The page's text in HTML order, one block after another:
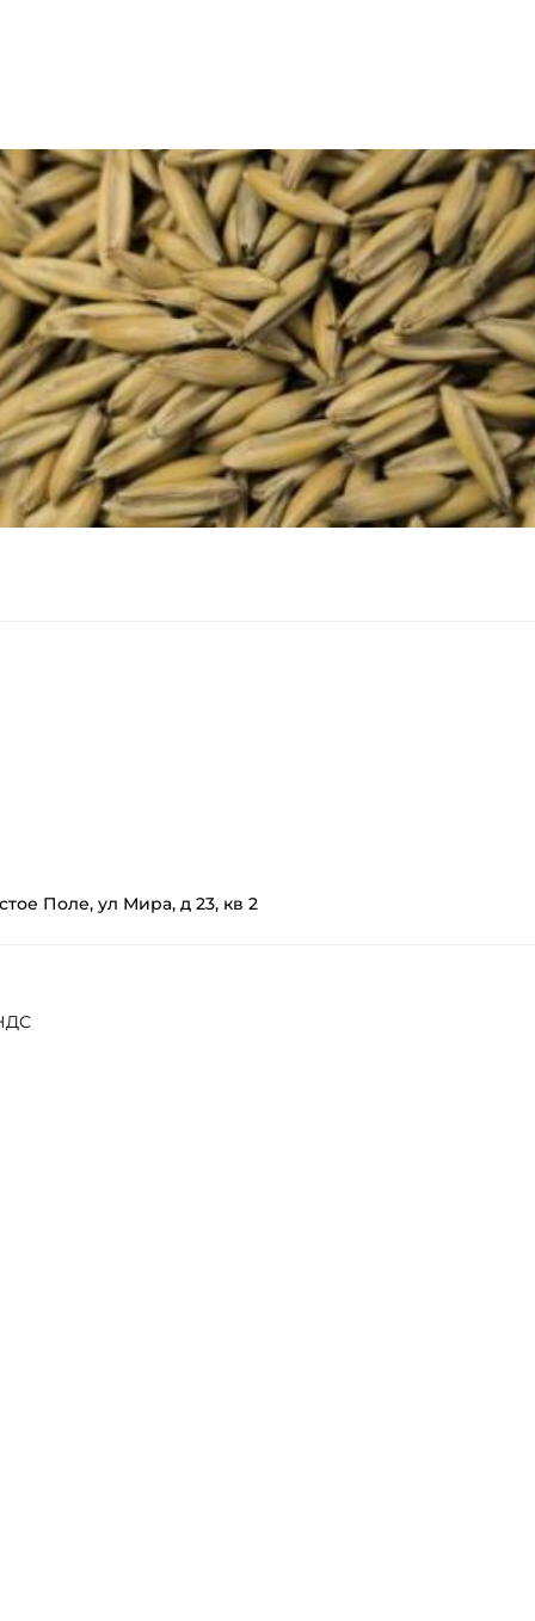
Поле, ул Мира, д 23, кв 2